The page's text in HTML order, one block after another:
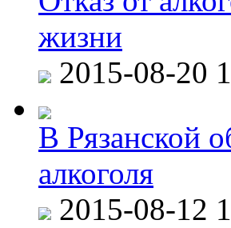
жизни
2015-08-20
В Рязанской
алкоголя
2015-08-12